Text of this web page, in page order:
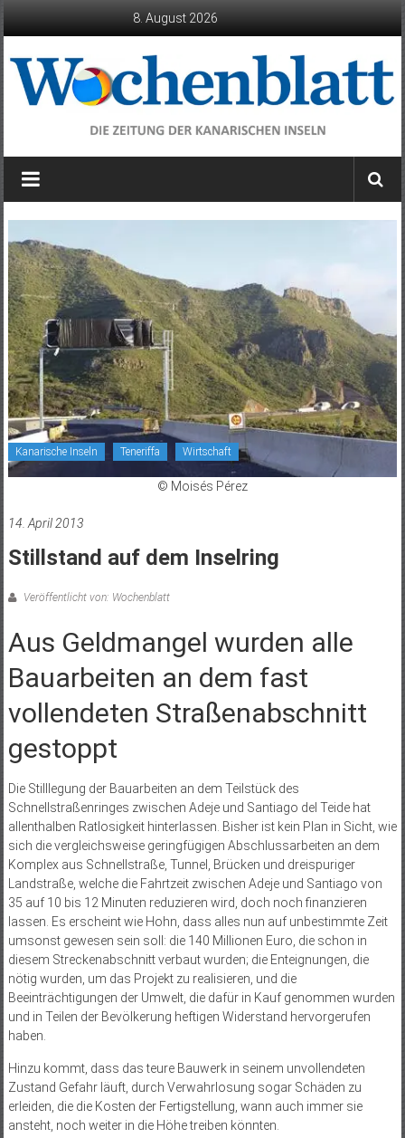
8. August 2026
Wochenblatt
die
Kanarischen
Inseln
Kanarische Inseln Teneriffa Wirtschaft
© Moisés Pérez
14. April 2013
Stillstand auf dem Inselring
Veröffentlicht von: Wochenblatt
Aus Geldmangel wurden alle
Bauarbeiten an dem fast
vollendeten Straßenabschnitt
gestoppt
Die Stilllegung der Bauarbeiten an dem Teilstück des
Schnellstraßenringes zwischen Adeje und Santiago del Teide hat
allenthalben Ratlosigkeit hinterlassen. Bisher ist kein Plan in Sicht, wie
sich die vergleichsweise geringfügigen Abschlussarbeiten an dem
Komplex aus Schnellstraße, Tunnel, Brücken und dreispuriger
Landstraße, welche die Fahrtzeit zwischen Adeje und Santiago von
35 auf 10 bis 12 Minuten reduzieren wird, doch noch finanzieren
lassen. Es erscheint wie Hohn, dass alles nun auf unbestimmte Zeit
umsonst gewesen sein soll: die 140 Millionen Euro, die schon in
diesem Streckenabschnitt verbaut wurden; die Enteignungen, die
nötig wurden, um das Projekt zu realisieren, und die
Beeinträchtigungen der Umwelt, die dafür in Kauf genommen wurden
und in Teilen der Bevölkerung heftigen Widerstand hervorgerufen
haben.
Hinzu kommt, dass das teure Bauwerk in seinem unvollendeten
Zustand Gefahr läuft, durch Verwahrlosung sogar Schäden zu
erleiden, die die Kosten der Fertigstellung, wann auch immer sie
ansteht, noch weiter in die Höhe treiben könnten.